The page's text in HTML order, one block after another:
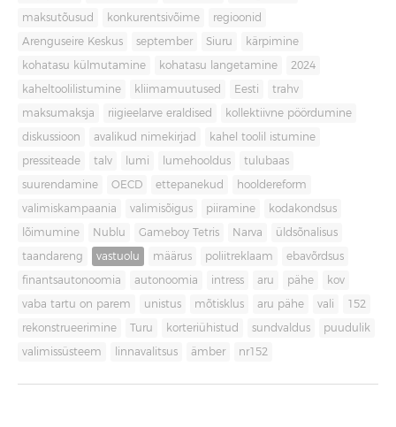
maksutõusud konkurentsivõime regioonid
Arenguseire Keskus september Siuru kärpimine
kohatasu külmutamine kohatasu langetamine 2024
kaheltoolilistumine kliimamuutused Eesti trahv
maksumaksja riigieelarve eraldised kollektiivne pöördumine
diskussioon avalikud nimekirjad kahel toolil istumine
pressiteade talv lumi lumehooldus tulubaas
suurendamine OECD ettepanekud hooldereform
valimiskampaania valimisõigus piiramine kodakondsus
lõimumine Nublu Gameboy Tetris Narva üldsõnalisus
taandareng vastuolu määrus poliitreklaam ebavõrdsus
finantsautonoomia autonoomia intress aru pähe kov
vaba tartu on parem unistus mõtisklus aru pähe vali 152
rekonstrueerimine Turu korteriühistud sundvaldus puudulik
valimissüsteem linnavalitsus ämber nr152